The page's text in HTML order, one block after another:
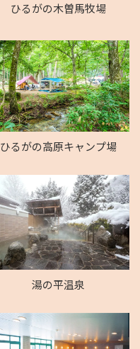
ひるがの木曽馬牧場
ひるがの高原キャンプ場
湯の平温泉